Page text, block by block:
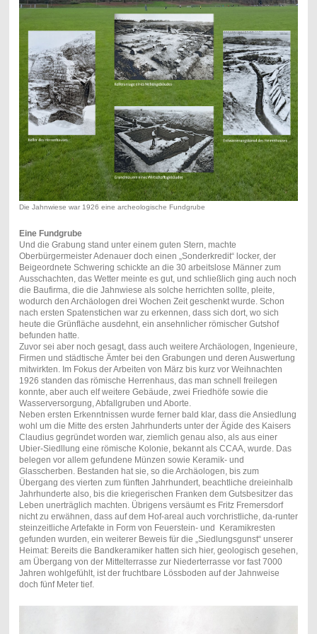
Die Jahnwiese war 1926 eine archeologische Fundgrube
Eine Fundgrube
Und die Grabung stand unter einem guten Stern, machte
Oberbürgermeister Adenauer doch einen „Sonderkredit“ locker, der
Beigeordnete Schwering schickte an die 30 arbeitslose Männer zum
Ausschachten, das Wetter meinte es gut, und schließlich ging auch noch
die Baufirma, die die Jahnwiese als solche herrichten sollte, pleite,
wodurch den Archäologen drei Wochen Zeit geschenkt wurde. Schon
nach ersten Spatenstichen war zu erkennen, dass sich dort, wo sich
heute die Grünfläche ausdehnt, ein ansehnlicher römischer Gutshof
befunden hatte.
Zuvor sei aber noch gesagt, dass auch weitere Archäologen, Ingenieure,
Firmen und städtische Ämter bei den Grabungen und deren Auswertung
mitwirkten. Im Fokus der Arbeiten von März bis kurz vor Weihnachten
1926 standen das römische Herrenhaus, das man schnell freilegen
konnte, aber auch elf weitere Gebäude, zwei Friedhöfe sowie die
Wasserversorgung, Abfallgruben und Aborte.
Neben ersten Erkenntnissen wurde ferner bald klar, dass die Ansiedlung
wohl um die Mitte des ersten Jahrhunderts unter der Ägide des Kaisers
Claudius gegründet worden war, ziemlich genau also, als aus einer
Ubier-Siedllung eine römische Kolonie, bekannt als CCAA, wurde. Das
belegen vor allem gefundene Münzen sowie Keramik- und
Glasscherben. Bestanden hat sie, so die Archäologen, bis zum
Übergang des vierten zum fünften Jahrhundert, beachtliche dreieinhalb
Jahrhunderte also, bis die kriegerischen Franken dem Gutsbesitzer das
Leben unerträglich machten. Übrigens versäumt es Fritz Fremersdorf
nicht zu erwähnen, dass auf dem Hof-areal auch vorchristliche, da-runter
steinzeitliche Artefakte in Form von Feuerstein- und Keramikresten
gefunden wurden, ein weiterer Beweis für die „Siedlungsgunst“ unserer
Heimat: Bereits die Bandkeramiker hatten sich hier, geologisch gesehen,
am Übergang von der Mittelterrasse zur Niederterrasse vor fast 7000
Jahren wohlgefühlt, ist der fruchtbare Lössboden auf der Jahnweise
doch fünf Meter tief.